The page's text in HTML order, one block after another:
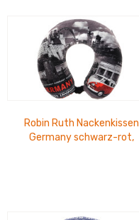
Robin Ruth Nackenkissen
Germany schwarz-rot,